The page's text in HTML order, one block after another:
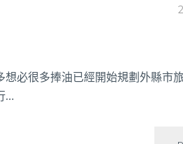
想必很多捧油已經開始規劃外縣市
…